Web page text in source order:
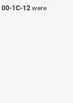
00-1C-12were